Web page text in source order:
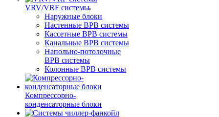
VRV/VRF системы
Наружные блоки
Настенные ВРВ системы
Кассетные ВРВ системы
Канальные ВРВ системы
Напольно-потолочные
ВРВ системы
Колонные ВРВ системы
Компрессорно-
конденсаторные блоки